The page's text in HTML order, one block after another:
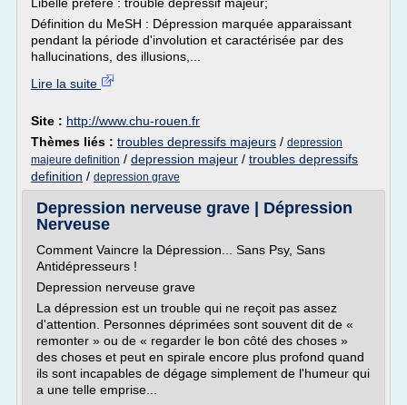
Définition du MeSH : Dépression marquée apparaissant
pendant la période d'involution et caractérisée par des
hallucinations, des illusions,...
Lire la suite
Site : http://www.chu-rouen.fr
Thèmes liés : troubles depressifs majeurs / depression
majeure definition / depression majeur / troubles depressifs
definition / depression grave
Depression nerveuse grave | Dépression
Nerveuse
Comment Vaincre la Dépression... Sans Psy, Sans
Antidépresseurs !
Depression nerveuse grave
La dépression est un trouble qui ne reçoit pas assez
d'attention. Personnes déprimées sont souvent dit de «
remonter » ou de « regarder le bon côté des choses »
des choses et peut en spirale encore plus profond quand
ils sont incapables de dégage simplement de l'humeur qui
a une telle emprise...